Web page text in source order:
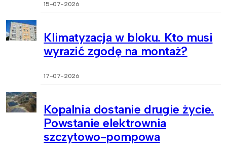
15-07-2026
Klimatyzacja w bloku. Kto musi
wyrazić zgodę na montaż?
17-07-2026
Kopalnia dostanie drugie życie.
Powstanie elektrownia
szczytowo-pompowa